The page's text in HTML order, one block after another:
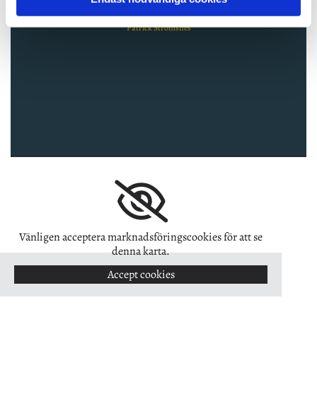
kunnig personal. "
Patrick Strömsnes
Vänligen acceptera marknadsföringscookies för att se
denna karta.
Accept cookies